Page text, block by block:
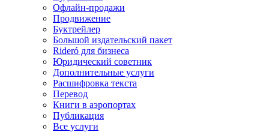
Офлайн-продажи
Продвижение
Буктрейлер
Большой издательский пакет
Rideró для бизнеса
Юридический советник
Дополнительные услуги
Расшифровка текста
Перевод
Книги в аэропортах
Публикация
Все услуги